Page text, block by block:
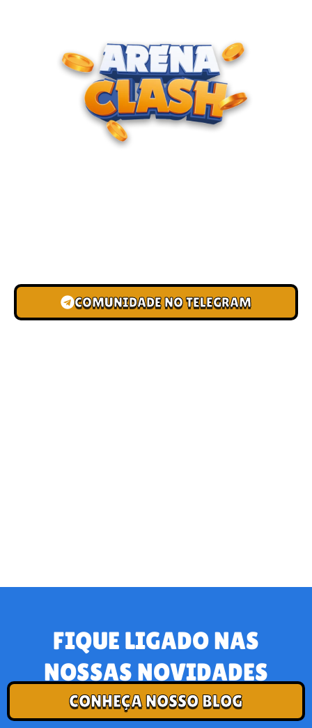
COMUNIDADE NO TELEGRAM
FIQUE LIGADO NAS
NOSSAS NOVIDADES
CONHEÇA NOSSO BLOG